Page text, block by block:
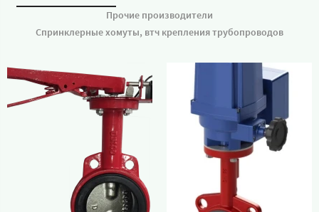
Прочие производители
Спринклерные хомуты, втч крепления трубопроводов